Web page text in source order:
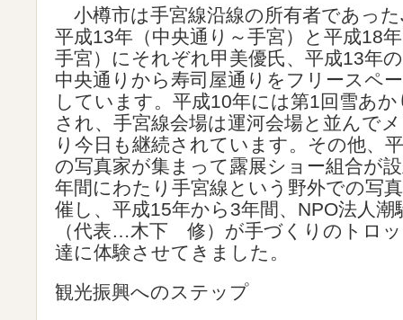
小樽市は手宮線沿線の所有者であっ
平成13年（中央通り～手宮）と平成18
手宮）にそれぞれ甲美優氏、平成13年
中央通りから寿司屋通りをフリースペ
しています。平成10年には第1回雪あ
され、手宮線会場は運河会場と並んで
り今日も継続されています。その他、
の写真家が集まって露展ショー組合が
年間にわたり手宮線という野外での写
催し、平成15年から3年間、NPO法人潮
（代表…木下 修）が手づくりのトロ
達に体験させてきました。
観光振興へのステップ